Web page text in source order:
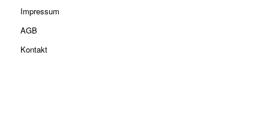
Impressum
AGB
Kontakt